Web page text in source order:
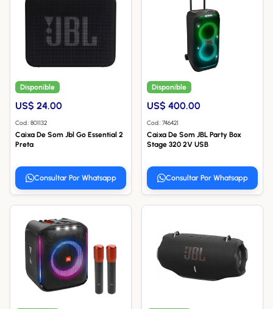
Disponible
US$ 24.00
Cod.: 801132
Caixa De Som Jbl Go Essential 2
Preta
Consultar Por Whatsapp
Disponible
US$ 400.00
Cod.: 746421
Caixa De Som JBL Party Box
Stage 320 2V USB
Consultar Por Whatsapp